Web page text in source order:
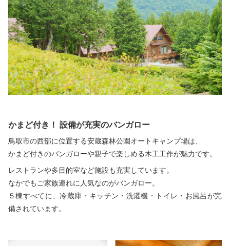
お問い合わせ
かまど付き！ 設備が充実のバンガロー
鳥取市の西部に位置する安蔵森林公園オートキャンプ場は、
かまど付きのバンガローや親子で楽しめる木工工作が魅力です。
レストランや多目的室など施設も充実しています。
なかでもご家族連れに人気なのがバンガロー。
５棟すべてに、冷蔵庫・キッチン・洗濯機・トイレ・お風呂が完
備されています。